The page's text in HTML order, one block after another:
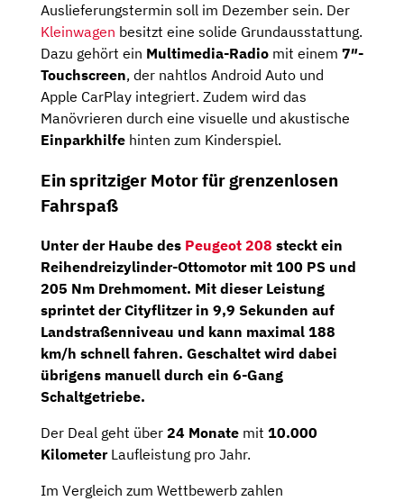
Auslieferungstermin soll im Dezember sein. Der
Kleinwagen besitzt eine solide Grundausstattung.
Dazu gehört ein Multimedia-Radio mit einem 7″-
Touchscreen, der nahtlos Android Auto und
Apple CarPlay integriert. Zudem wird das
Manövrieren durch eine visuelle und akustische
Einparkhilfe hinten zum Kinderspiel.
Ein spritziger Motor für grenzenlosen
Fahrspaß
Unter der Haube des Peugeot 208 steckt ein
Reihendreizylinder-Ottomotormit 100 PS und
205 Nm Drehmoment. Mit dieser Leistung
sprintet der Cityflitzer in 9,9 Sekunden auf
Landstraßenniveau und kann maximal 188
km/h schnell fahren. Geschaltet wird dabei
übrigens manuell durch ein 6-Gang
Schaltgetriebe.
Der Deal geht über 24 Monate mit 10.000
KilometerLaufleistung pro Jahr.
Im Vergleich zum Wettbewerb zahlen